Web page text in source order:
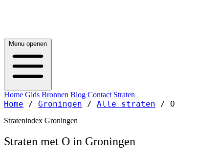
Menu openen
Home Gids Bronnen Blog Contact Straten
Home / Groningen / Alle straten / O
Stratenindex Groningen
Straten met O in Groningen